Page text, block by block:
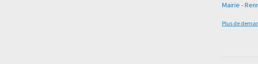
Mairie -
Plus de